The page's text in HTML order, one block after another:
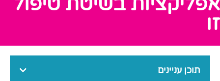
זו
תוכן עניינים